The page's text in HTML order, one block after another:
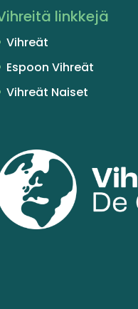
linkkejä
Vihreät
Espoon Vihreät
Vihreät Naiset